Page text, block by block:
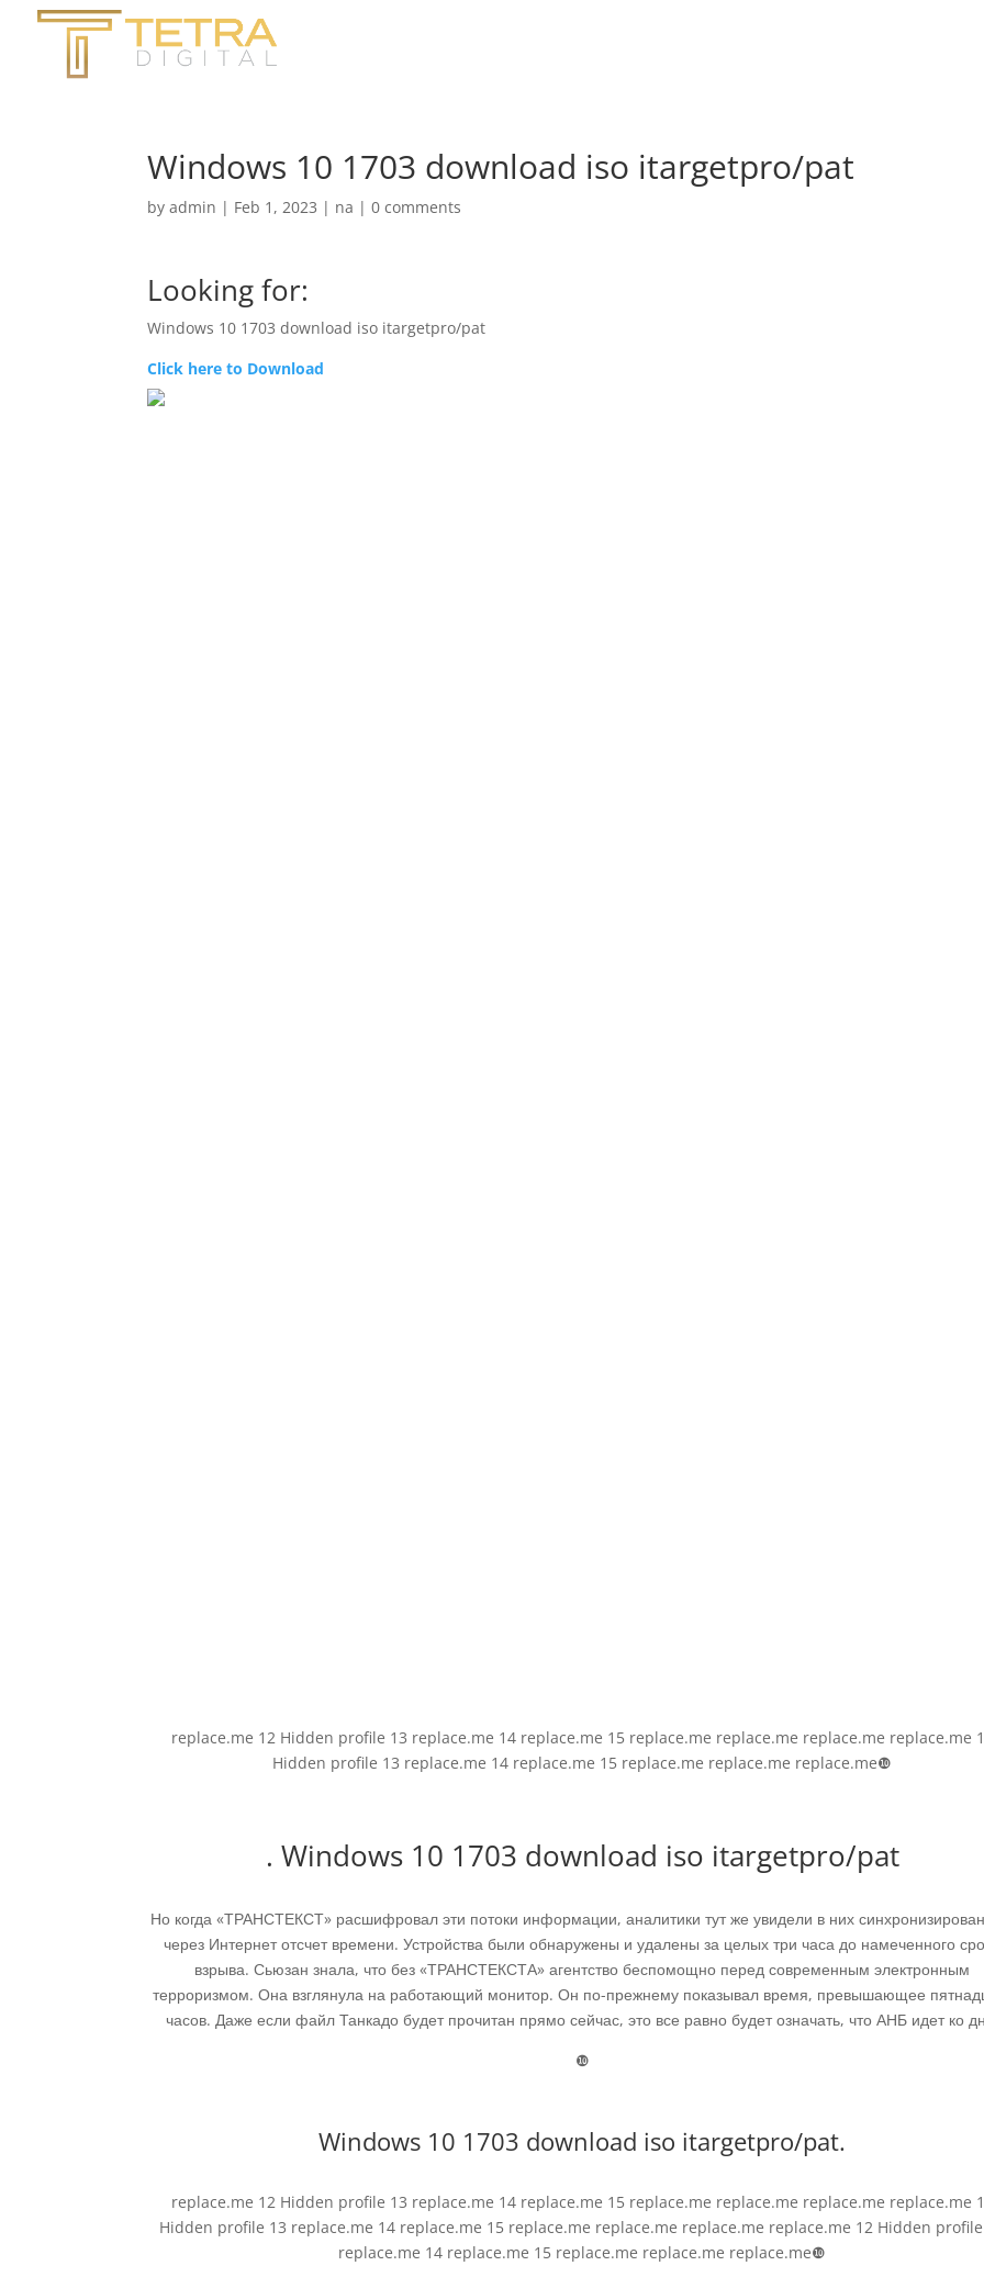
Windows 10 1703 download iso itargetpro/pat
byadmin | Feb 1, 2023 | na |0 comments
Looking for:
Windows 10 1703 download iso itargetpro/pat
Click here to Download
replace.me 12 Hidden profile 13 replace.me 14 replace.me 15 replace.me replace.me replace.me replace.me
Hidden profile 13 replace.me 14 replace.me 15 replace.me replace.me replace.me❿
. Windows 10 1703 download iso itargetpro/pat
Но когда «ТРАНСТЕКСТ» расшифровал эти потоки информации, аналитики тут же увидели в них
через Интернет отсчет времени. Устройства были обнаружены и удалены за целых три часа до намеченного
взрыва. Сьюзан знала, что без «ТРАНСТЕКСТА» агентство беспомощно перед современным электронным
терроризмом. Она взглянула на работающий монитор. Он по-прежнему показывал время, превышающее
часов. Даже если файл Танкадо будет прочитан прямо сейчас, это все равно будет означать, что АНБ идет ко
❿
Windows 10 1703 download iso itargetpro/pat.
replace.me 12 Hidden profile 13 replace.me 14 replace.me 15 replace.me replace.me replace.me replace.me
Hidden profile 13 replace.me 14 replace.me 15 replace.me replace.me replace.me replace.me 12 Hidden
replace.me 14 replace.me 15 replace.me replace.me replace.me❿